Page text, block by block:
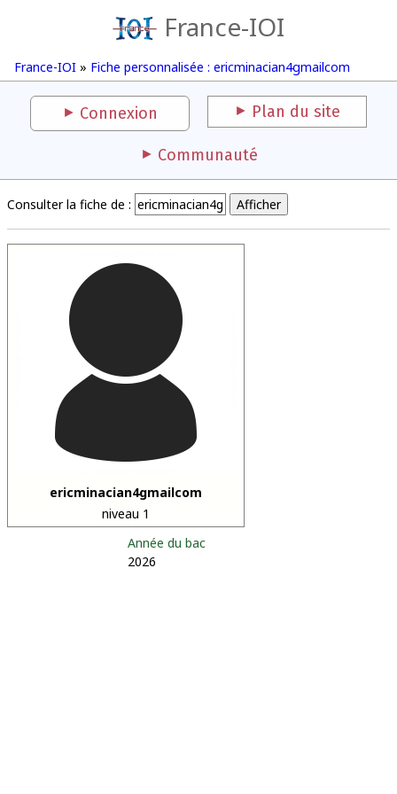
France-IOI
France-IOI » Fiche personnalisée : ericminacian4gmailcom
Connexion Plan du site
Communauté
Consulter la fiche de :
ericminacian4gmailcom
niveau 1
Année du bac
2026